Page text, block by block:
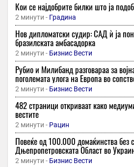
Кои се најдобрите билки што ја
2 минути - Градина
Нов дипломатски судир: САД ѝ ја
бразилската амбасадорка
2 минути - Бизнис Вести
Рубио и Милибанд разговараа за
поголемата улога на Европа во
2 минути - Бизнис Вести
482 страници откриваат како
вестите
2 минути - Рацин
Повеќе од 100.000 домаќинства без
Дњепропетровската Област во
2 минути - Бизнис Вести